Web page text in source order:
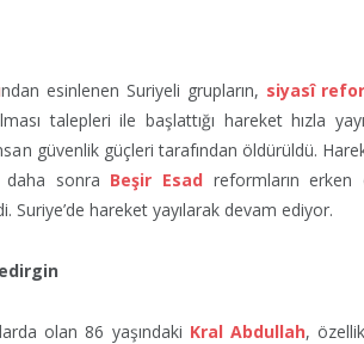
ndan esinlenen Suriyeli grupların, siyasî
talepleri ile başlattığı hareket hızla
güvenlik güçleri tarafından öldürüldü.
sonra Beşir Esad reformların
Suriye’de hareket yayılarak devam ediyor.
olan 86 yaşındaki Kral Abdullah,